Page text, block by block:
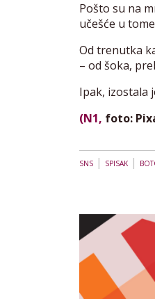
Pošto su na
učešće u
Od trenutka
– od šoka,
Ipak, izostala
(N1, foto:
SNS | SPISAK |